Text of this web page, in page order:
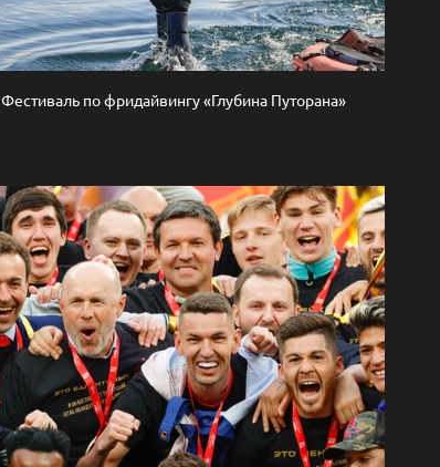
Фестиваль по фридайвингу «Глубина Путорана»